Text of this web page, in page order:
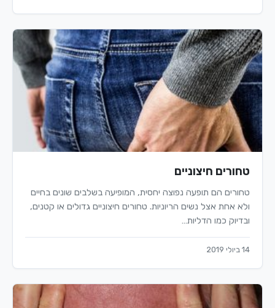
טחורים חיצוניים
טחורים הם תופעה נפוצה יחסית, המופיעה בשלבים שונים בחיים
ולא אחת אצל נשים הריוניות. טחורים חיצוניים גדולים או קטנים,
ובדיוק כמו הדליות…
14 ביולי 2019